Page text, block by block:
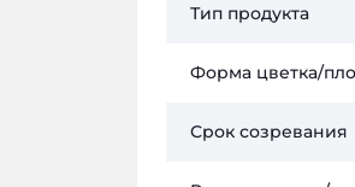
Тип продукта
Форма цветка/
Срок созревания